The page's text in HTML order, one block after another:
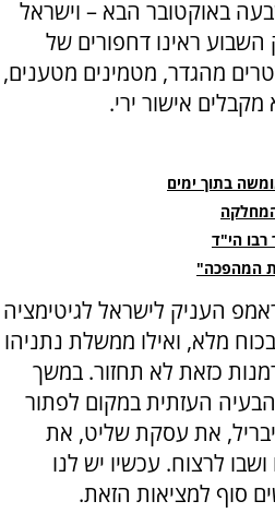
באוקטובר הבא – וישראל
ראינו דחפורים של
מתקרבים 200 מטרים מהגדר, מטמינים מטענים,
מקבלים אישור ירי.
בתוך ימים
הי"ד
המהפכה"
העניק לישראל לגיטימציה
מלא, ואילו ממשלת נתניהו
כזאת לא תחזור. במשך
העזתית במקום לפתור
את עסקת שליט, את
לרצוח. עכשיו יש לנו
סוף למציאות הזאת.